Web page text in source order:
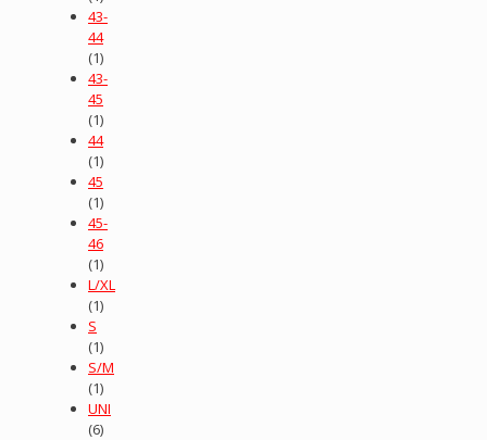
43-
44
(1)
43-
45
(1)
44
(1)
45
(1)
45-
46
(1)
L/XL
(1)
S
(1)
S/M
(1)
UNI
(6)